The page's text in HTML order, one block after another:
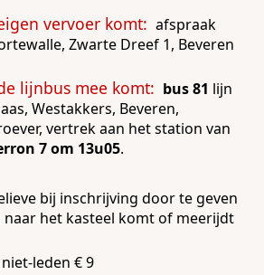
afspraak
Zwarte Dreef 1, Beveren
bus 81 lijn
Westakkers, Beveren,
vertrek aan het station van
7 om 13u05.
bij inschrijving door te geven
het kasteel komt of meerijdt
leden € 9